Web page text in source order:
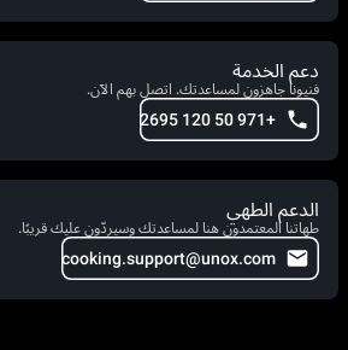
دعم الخدمة
فنيونا جاهزون لمساعدتك. اتصل بهم الآن.
+971 50 120 2695
الدعم الطهي
طهاتنا المعتمدون هنا لمساعدتك وسيردّون عليك قريبًا.
cooking.support@unox.com